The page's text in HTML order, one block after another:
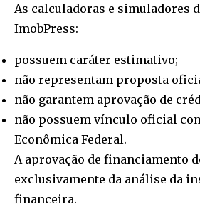
As calculadoras e simuladores
ImobPress:
possuem caráter estimativo;
não representam proposta
não garantem aprovação de
não possuem vínculo oficial
Econômica Federal.
A aprovação de financiamento
exclusivamente da análise da
financeira.